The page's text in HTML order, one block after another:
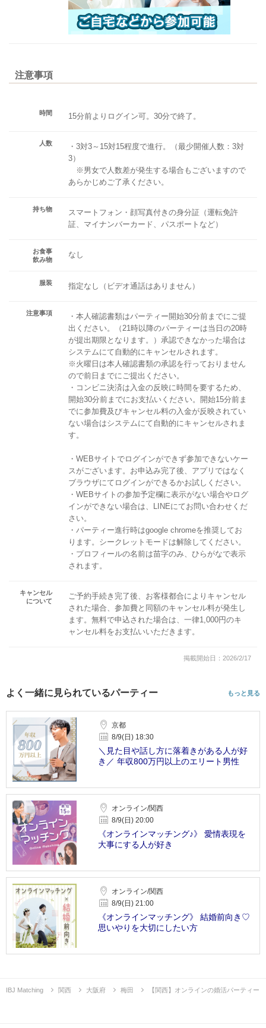
注意事項
時間 15分前よりログイン可。30分で終了。
人数
・3対3～15対15程度で進行。（最少開催人数：3対
3）
※男女で人数差が発生する場合もございますので
あらかじめご了承ください。
持ち物
スマートフォン・顔写真付きの身分証（運転免許
証、マイナンバーカード、パスポートなど）
お食事
飲み物
なし
服装 指定なし（ビデオ通話はありません）
注意事項
・本人確認書類はパーティー開始30分前までにご提
出ください。（21時以降のパーティーは当日の20時
が提出期限となります。）承認できなかった場合は
システムにて自動的にキャンセルされます。
※火曜日は本人確認書類の承認を行っておりません
ので前日までにご提出ください。
・コンビニ決済は入金の反映に時間を要するため、
開始30分前までにお支払いください。開始15分前ま
でに参加費及びキャンセル料の入金が反映されてい
ない場合はシステムにて自動的にキャンセルされま
す。
・WEBサイトでログインができず参加できないケー
スがございます。お申込み完了後、アプリではなく
ブラウザにてログインができるかお試しください。
・WEBサイトの参加予定欄に表示がない場合やログ
インができない場合は、LINEにてお問い合わせくだ
さい。
・パーティー進行時はgoogle chromeを推奨してお
ります。シークレットモードは解除してください。
・プロフィールの名前は苗字のみ、ひらがなで表示
されます。
キャンセル
について
ご予約手続き完了後、お客様都合によりキャンセル
された場合、参加費と同額のキャンセル料が発生し
ます。無料で申込された場合は、一律1,000円のキ
ャンセル料をお支払いいただきます。
掲載開始日：2026/2/17
よく一緒に見られているパーティー もっと見る
京都
8/9(日) 18:30
＼見た目や話し方に落着きがある人が好
き／ 年収800万円以上のエリート男性
オンライン/関西
8/9(日) 20:00
《オンラインマッチング♪》 愛情表現を
大事にする人が好き
オンライン/関西
8/9(日) 21:00
《オンラインマッチング》 結婚前向き♡
思いやりを大切にしたい方
IBJ Matching 関西 大阪府 梅田 【関西】オンラインの婚活パーティー